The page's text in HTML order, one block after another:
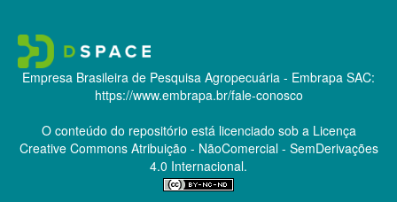
Empresa Brasileira de Pesquisa Agropecuária - Embrapa SAC:
https://www.embrapa.br/fale-conosco
O conteúdo do repositório está licenciado sob a Licença
Creative CommonsAtribuição - NãoComercial - SemDerivações
4.0 Internacional.